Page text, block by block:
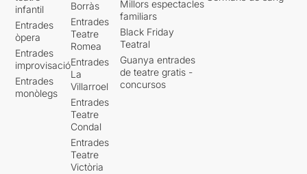
infantil
Entrades
òpera
Entrades
improvisació
Entrades
monòlegs
Borràs
Entrades
Teatre
Romea
Entrades
La
Villarroel
Entrades
Teatre
Condal
Entrades
Teatre
Victòria
Millors espectacles
familiars
Black Friday
Teatral
Guanya entrades
de teatre gratis -
concursos